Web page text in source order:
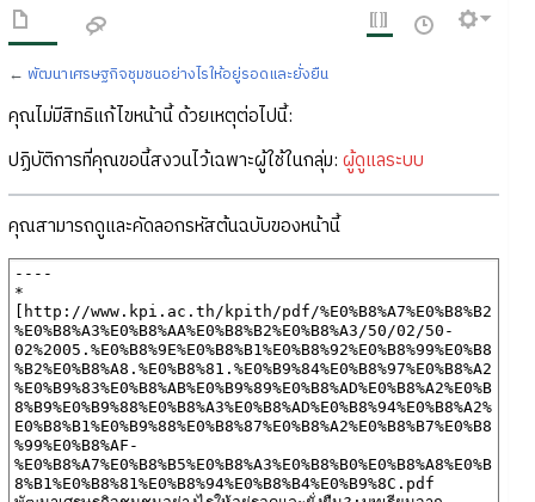
← พัฒนาเศรษฐกิจชุมชนอย่างไรให้อยู่รอดและยั่งยืน
คุณไม่มีสิทธิแก้ไขหน้านี้ ด้วยเหตุต่อไปนี้:
ปฏิบัติการที่คุณขอนี้สงวนไว้เฉพาะผู้ใช้ในกลุ่ม: ผู้ดูแลระบบ
คุณสามารถดูและคัดลอกรหัสต้นฉบับของหน้านี้